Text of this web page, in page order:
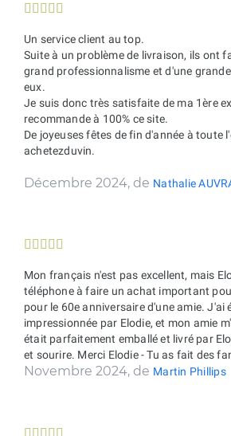
    
Un service client au top.
Suite à un problème de livraison, ils ont
grand professionnalisme et d'une
eux.
Je suis donc très satisfaite de ma 1ère
recommande à 100% ce site.
De joyeuses fêtes de fin d'année à toute
achetezduvin.
Décembre 2024, de Nathalie
    
Mon français n'est pas excellent, mais
téléphone à faire un achat important
pour le 60e anniversaire d'une amie. J'ai
impressionnée par Elodie, et mon amie
était parfaitement emballé et livré par
et sourire. Merci Elodie - Tu as fait des
Novembre 2024, de Martin Phillips
    